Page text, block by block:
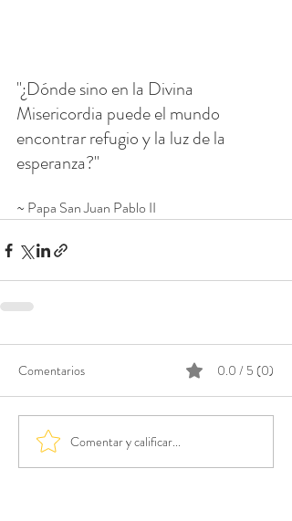
"¿Dónde sino en la Divina
Misericordia puede el mundo
encontrar refugio y la luz de la
esperanza?"
~ Papa San Juan Pablo II
Comentarios 0.0 / 5 (0)
Comentar y calificar...